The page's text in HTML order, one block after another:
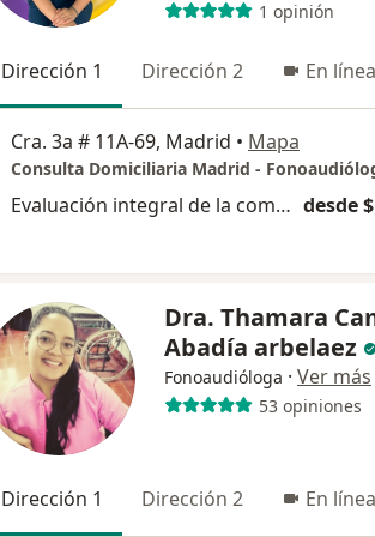
1 opinión
Dirección 1 Dirección 2 En línea
Cra. 3a # 11A-69, Madrid • Mapa
Evaluación integral de la comunicación desde
Dra. Thamara
Abadía arbelaez
Fonoaudióloga · Ver más
53 opiniones
Dirección 1 Dirección 2 En línea